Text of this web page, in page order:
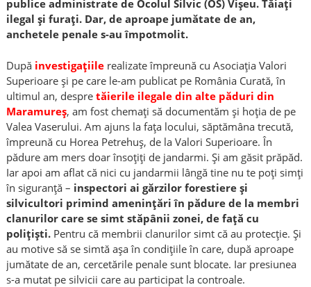
publice administrate de Ocolul Silvic (OS) Vișeu. Tăiați
ilegal și furați. Dar, de aproape jumătate de an,
anchetele penale s-au împotmolit.
După investigațiilerealizate împreună cu Asociația Valori
Superioare și pe care le-am publicat pe România Curată, în
ultimul an, despre tăierile ilegale din alte păduri din
Maramureș, am fost chemați să documentăm și hoția de pe
Valea Vaserului. Am ajuns la fața locului, săptămâna trecută,
împreună cu Horea Petrehuș, de la Valori Superioare. În
pădure am mers doar însoțiți de jandarmi. Și am găsit prăpăd.
Iar apoi am aflat că nici cu jandarmii lângă tine nu te poți simți
în siguranță – inspectori ai gărzilor forestiere și
silvicultori primind amenințări în pădure de la membri
clanurilor care se simt stăpânii zonei, de față cu
polițiști.Pentru că membrii clanurilor simt că au protecție. Și
au motive să se simtă așa în condițiile în care, după aproape
jumătate de an, cercetările penale sunt blocate. Iar presiunea
s-a mutat pe silvicii care au participat la controale.